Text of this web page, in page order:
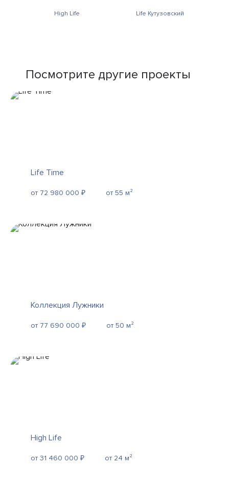
High Life Life Кутузовский
Посмотрите другие проекты
Life Time
от 72 980 000 ₽ от 55 м²
Коллекция Лужники
от 77 690 000 ₽ от 50 м²
High Life
от 31 460 000 ₽ от 24 м²